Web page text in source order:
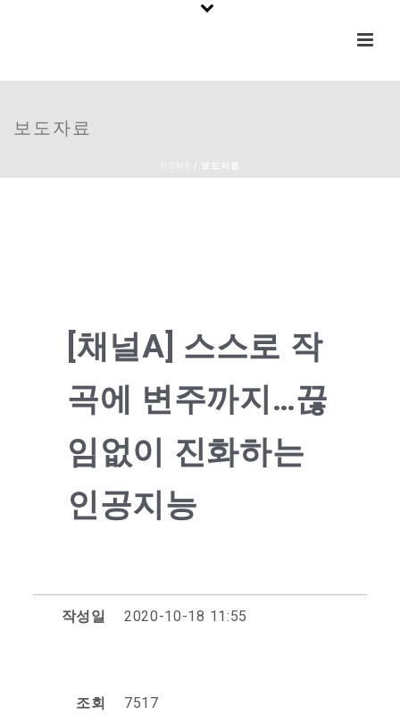
보도자료
/ 보도자료
[채널A] 스스로 작
곡에 변주까지…끊
임없이 진화하는
인공지능
작성일 2020-10-18 11:55
조회 7517